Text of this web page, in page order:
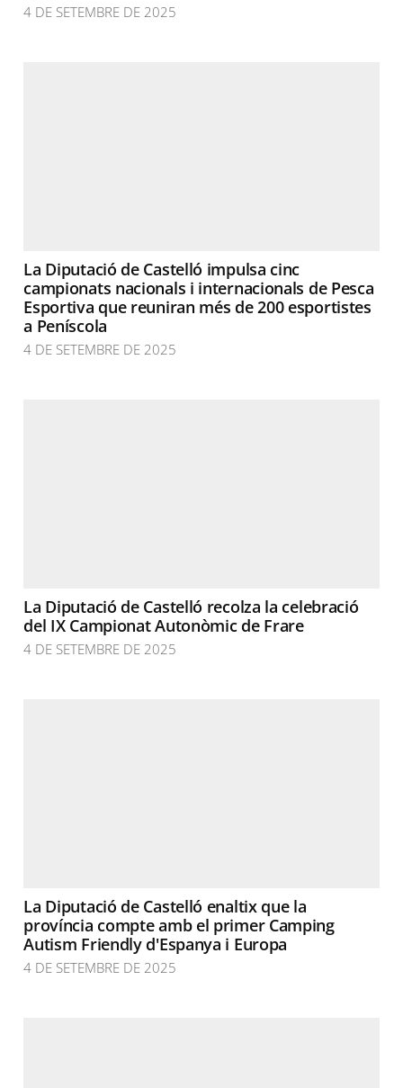
4 DE SETEMBRE DE 2025
La Diputació de Castelló impulsa cinc
campionats nacionals i internacionals de Pesca
Esportiva que reuniran més de 200 esportistes
a Peníscola
4 DE SETEMBRE DE 2025
La Diputació de Castelló recolza la celebració
del IX Campionat Autonòmic de Frare
4 DE SETEMBRE DE 2025
La Diputació de Castelló enaltix que la
província compte amb el primer Camping
Autism Friendly d'Espanya i Europa
4 DE SETEMBRE DE 2025